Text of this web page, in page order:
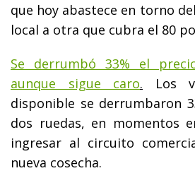
que hoy abastece en torno
local a otra que cubra el 80
Se derrumbó 33% el
aunque sigue caro.
Los
disponible se derrumbaron
dos ruedas, en momentos
ingresar al circuito
nueva cosecha.